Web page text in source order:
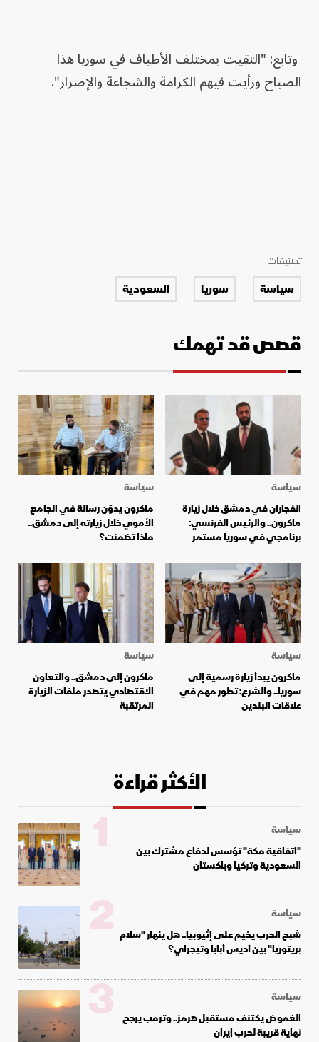
وتابع: "التقيت بمختلف الأطياف في سوريا هذا
الصباح ورأيت فيهم الكرامة والشجاعة والإصرار".
تصنيفات
سياسة سوريا السعودية
قصص قد تهمك
سياسة
انفجاران في دمشق خلال زيارة
ماكرون.. والرئيس الفرنسي:
برنامجي في سوريا مستمر
سياسة
ماكرون يدوّن رسالة في الجامع
الأموي خلال زيارته إلى دمشق..
ماذا تضمنت؟
سياسة
ماكرون يبدأ زيارة رسمية إلى
سوريا.. والشرع: تطور ‏مهم في
علاقات البلدين‎
سياسة
ماكرون إلى دمشق.. والتعاون
الاقتصادي يتصدر ملفات الزيارة
المرتقبة
الأكثر قراءة
سياسة
"اتفاقية مكة" تؤسس لدفاع مشترك بين
السعودية وتركيا وباكستان
1
سياسة
شبح الحرب يخيم على إثيوبيا.. هل ينهار "سلام
بريتوريا" بين أديس أبابا وتيجراي؟
2
سياسة
الغموض يكتنف مستقبل هرمز.. وترمب يرجح
نهاية قريبة لحرب إيران
3